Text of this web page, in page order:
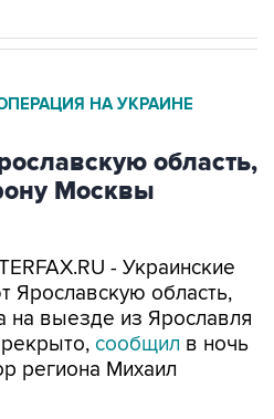
область,
Москвы
- Украинские
на выезде из Ярославля
сообщилв ночь
региона Михаил